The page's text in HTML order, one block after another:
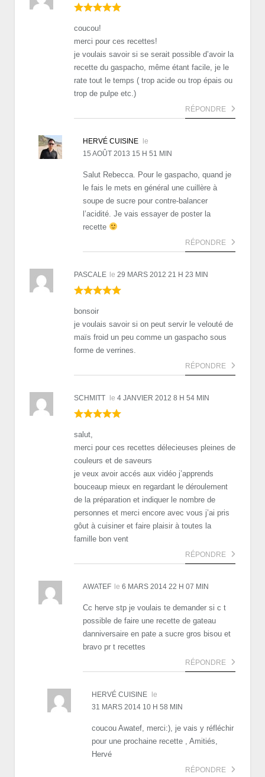
coucou!
merci pour ces recettes!
je voulais savoir si se serait possible d’avoir la
recette du gaspacho, même étant facile, je le
rate tout le temps ( trop acide ou trop épais ou
trop de pulpe etc.)
RÉPONDRE
HERVÉ CUISINE
le
15 AOÛT 2013 15 H 51 MIN
Salut Rebecca. Pour le gaspacho, quand je
le fais le mets en général une cuillère à
soupe de sucre pour contre-balancer
l’acidité. Je vais essayer de poster la
recette
RÉPONDRE
PASCALE le 29 MARS 2012 21 H 23 MIN
bonsoir
je voulais savoir si on peut servir le velouté de
maïs froid un peu comme un gaspacho sous
forme de verrines.
RÉPONDRE
SCHMITT le 4 JANVIER 2012 8 H 54 MIN
salut,
merci pour ces recettes délecieuses pleines de
couleurs et de saveurs
je veux avoir accés aux vidéo j’apprends
bouceaup mieux en regardant le déroulement
de la préparation et indiquer le nombre de
personnes et merci encore avec vous j’ai pris
gôut à cuisiner et faire plaisir à toutes la
famille bon vent
RÉPONDRE
AWATEF le 6 MARS 2014 22 H 07 MIN
Cc herve stp je voulais te demander si c t
possible de faire une recette de gateau
danniversaire en pate a sucre gros bisou et
bravo pr t recettes
RÉPONDRE
HERVÉ CUISINE
le
31 MARS 2014 10 H 58 MIN
coucou Awatef, merci:), je vais y réfléchir
pour une prochaine recette , Amitiés,
Hervé
RÉPONDRE